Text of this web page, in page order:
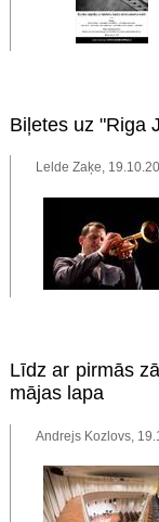
Biļetes uz "Riga
Lelde Zaķe,
Līdz ar pirmās
mājas lapa
Andrejs Kozlovs,